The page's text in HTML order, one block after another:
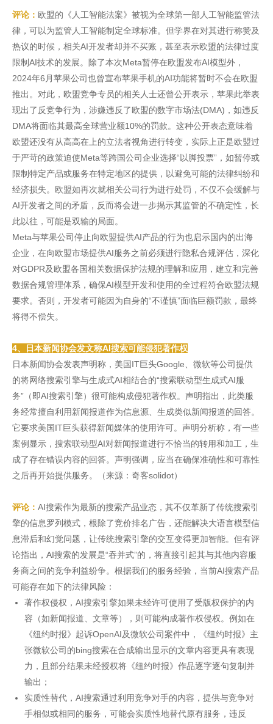
评论： 欧盟的《人工智能法案》被视为全球第一部人工智能监管法
律，可以为监管人工智能制定全球标准。但学界在对其进行称赞及
热议的时候，相关AI开发者却并不买账，甚至表示欧盟的法律过度
限制AI技术的发展。除了本次Meta暂停在欧盟发布AI模型外，
2024年6月苹果公司也曾宣布苹果手机的AI功能将暂时不会在欧盟
推出。对此，欧盟竞争专员的相关人士还曾公开表示，苹果此举表
现出了反竞争行为，涉嫌违反了欧盟的数字市场法(DMA)，如违反
DMA将面临其最高全球营业额10%的罚款。这种公开表态意味着
欧盟还没有从高高在上的立法者视角进行转变，实际上正是欧盟过
于严苛的政策迫使Meta等跨国公司企业选择“以脚投票”，如暂停或
限制特定产品或服务在特定地区的提供，以避免可能的法律纠纷和
经济损失。欧盟如再次就相关公司行为进行处罚，不仅不会缓解与
AI开发者之间的矛盾，反而将会进一步揭示其监管的不确定性，长
此以往，可能是双输的局面。
Meta与苹果公司停止向欧盟提供AI产品的行为也启示国内的出海
企业，在向欧盟市场提供AI服务之前必须进行隐私合规评估，深化
对GDPR及欧盟各国相关数据保护法规的理解和应用，建立和完善
数据合规管理体系，确保AI模型开发和使用的全过程符合欧盟法规
要求。否则，开发者可能因为自身的“不谨慎”面临巨额罚款，最终
将得不偿失。
4、日本新闻协会发文称AI搜索可能侵犯著作权
日本新闻协会发表声明称，美国IT巨头Google、微软等公司提供
的将网络搜索引擎与生成式AI相结合的“搜索联动型生成式AI服
务”（即AI搜索引擎）很可能构成侵犯著作权。声明指出，此类服
务经常擅自利用新闻报道作为信息源、生成类似新闻报道的回答。
它要求美国IT巨头获得新闻媒体的使用许可。声明分析称，有一些
案例显示，搜索联动型AI对新闻报道进行不恰当的转用和加工，生
成了存在错误内容的回答。声明强调，应当在确保准确性和可靠性
之后再开始提供服务。（来源：奇客solidot）
评论： AI搜索作为最新的搜索产品业态，其不仅革新了传统搜索引
擎的信息罗列模式，根除了竞价排名广告，还能解决大语言模型信
息滞后和幻觉问题，让传统搜索引擎的交互变得更加智能。但有评
论指出，AI搜索的发展是“吞并式”的，将直接引起其与其他内容服
务商之间的竞争利益纷争。根据我们的服务经验，当前AI搜索产品
可能存在如下的法律风险：
著作权侵权，AI搜索引擎如果未经许可使用了受版权保护的内
容（如新闻报道、文章等），则可能构成著作权侵权。例如在
《纽约时报》起诉OpenAI及微软公司案件中，《纽约时报》主
张微软公司的bing搜索在合成输出显示的文章内容更具有表现
力，且部分结果未经授权将《纽约时报》作品逐字逐句复制并
输出；
实质性替代，AI搜索通过利用竞争对手的内容，提供与竞争对
手相似或相同的服务，可能会实质性地替代原有服务，违反